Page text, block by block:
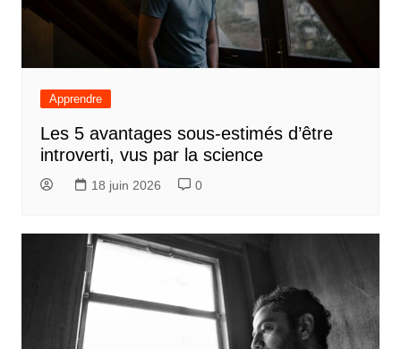
Apprendre
Les 5 avantages sous-estimés d’être
introverti, vus par la science
18 juin 2026 0